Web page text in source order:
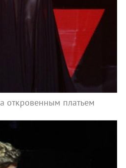
откровенным платьем